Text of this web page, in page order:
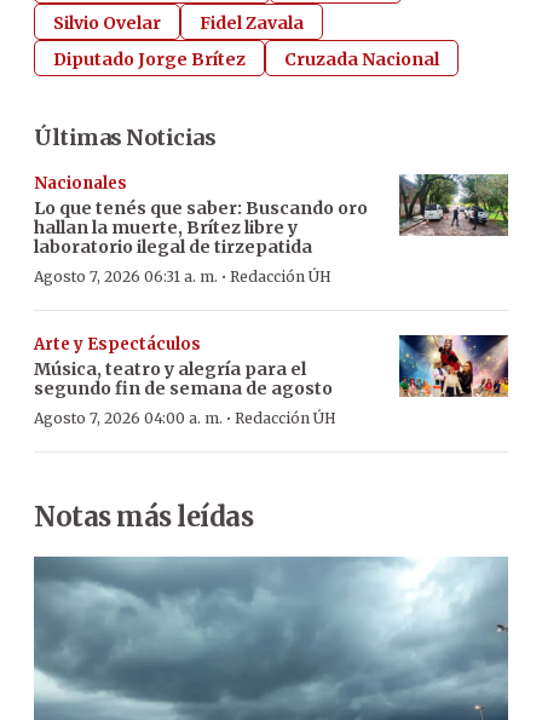
Silvio Ovelar
Fidel Zavala
Diputado Jorge Brítez
Cruzada Nacional
Últimas Noticias
Nacionales
Lo que tenés que saber: Buscando oro
hallan la muerte, Brítez libre y
laboratorio ilegal de tirzepatida
Agosto 7, 2026 06:31 a. m. · Redacción ÚH
Arte y Espectáculos
Música, teatro y alegría para el
segundo fin de semana de agosto
Agosto 7, 2026 04:00 a. m. · Redacción ÚH
Notas más leídas